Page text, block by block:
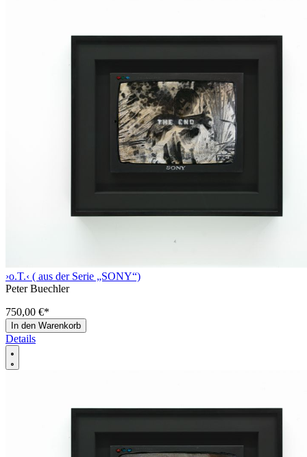
›o.T.‹ ( aus der Serie „SONY“)
Peter Buechler
750,00 €*
In den Warenkorb
Details